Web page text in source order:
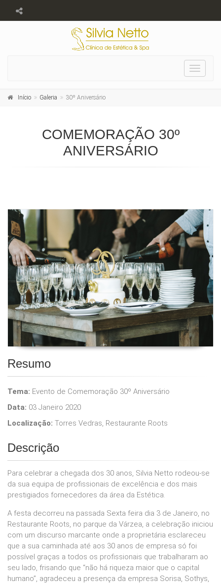
Toggle
Início Galeria 30º Aniversário
COMEMORAÇÃO 30º
ANIVERSÁRIO
Resumo
Tema: Evento de Comemoração 30º Aniversário
Data: 03 Janeiro 2020
Localização: Torres Vedras, Restaurante Roots
Descrição
Para celebrar a chegada dos 30 anos, Silvia Netto rodeou-se
da sua equipa de profissionais de excelência e dos mais
prestigiados fornecedores da área da Estética.
A festa decorreu na passada Sexta feira dia 3 de Janeiro, no
Restaurante Roots, no parque da Várzea, a celebração iniciou
com um discurso marcante onde a proprietária esclareceu
que a sua caminhada até aos 30 anos de empresa só foi
possível graças a todos os profissionais que trabalharam ao
seu lado, frisando que “não há riqueza maior que o capital
humano”, agradeceu a presença da empresa Sorisa, Sothys,